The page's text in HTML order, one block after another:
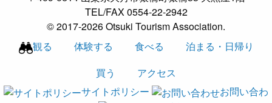
TEL/FAX 0554-22-2942
© 2017-2026 Otsuki Tourism Association.
観る
体験する 食べる
泊まる・日帰り
買う
アクセス
サイトポリシー
お問い合わ